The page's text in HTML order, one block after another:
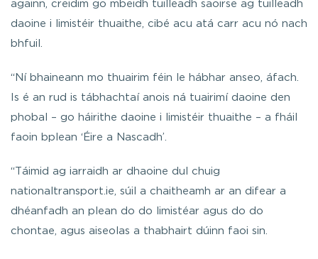
againn, creidim go mbeidh tuilleadh saoirse ag tuilleadh
daoine i limistéir thuaithe, cibé acu atá carr acu nó nach
bhfuil.
“Ní bhaineann mo thuairim féin le hábhar anseo, áfach.
Is é an rud is tábhachtaí anois ná tuairimí daoine den
phobal – go háirithe daoine i limistéir thuaithe – a fháil
faoin bplean ‘Éire a Nascadh’.
“Táimid ag iarraidh ar dhaoine dul chuig
nationaltransport.ie, súil a chaitheamh ar an difear a
dhéanfadh an plean do do limistéar agus do do
chontae, agus aiseolas a thabhairt dúinn faoi sin.